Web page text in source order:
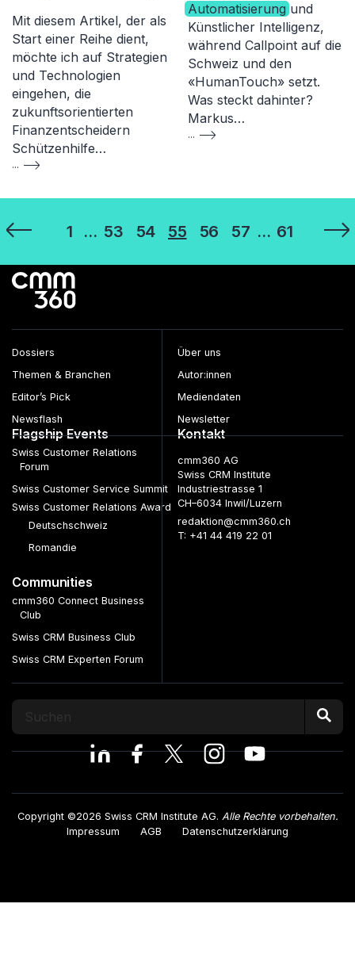
Mit diesem Artikel, der als
Start einer Reihe dient,
möchte ich auf Strategien
und Technologien
eingehen, die
zukunftsorientierten
Finanzentscheidern
Schützenhilfe…
...
Automatisierung und
Künstlicher Intelligenz,
während Callpoint auf die
Schweiz und den
«HumanTouch» setzt.
Was steckt dahinter?
Markus…
...
Seitennummerierung
der
Beiträge
1 … 53 54 55 56 57 … 61
Dossiers
Themen & Branchen
Editor’s Pick
Newsflash
Über uns
Autor:innen
Mediendaten
Newsletter
Flagship Events
Swiss Customer Relations
Forum
Swiss Customer Service Summit
Swiss Customer Relations Award
Deutschschweiz
Romandie
Communities
cmm360 Connect Business
Club
Swiss CRM Business Club
Swiss CRM Experten Forum
Kontakt
cmm360 AG
Swiss CRM Institute
Industriestrasse 1
CH–6034 Inwil/Luzern
redaktion@cmm360.ch
T: +41 44 419 22 01
Copyright ©2026 Swiss CRM Institute AG. Alle Rechte vorbehalten.
Impressum
AGB Datenschutzerklärung